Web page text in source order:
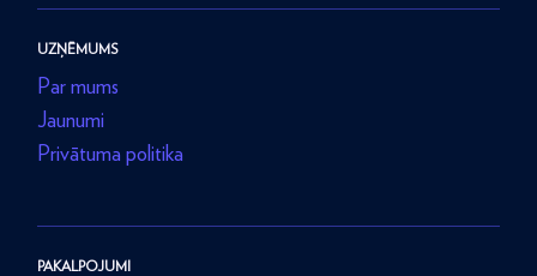
UZŅĒMUMS
Par mums
Jaunumi
Privātuma politika
PAKALPOJUMI